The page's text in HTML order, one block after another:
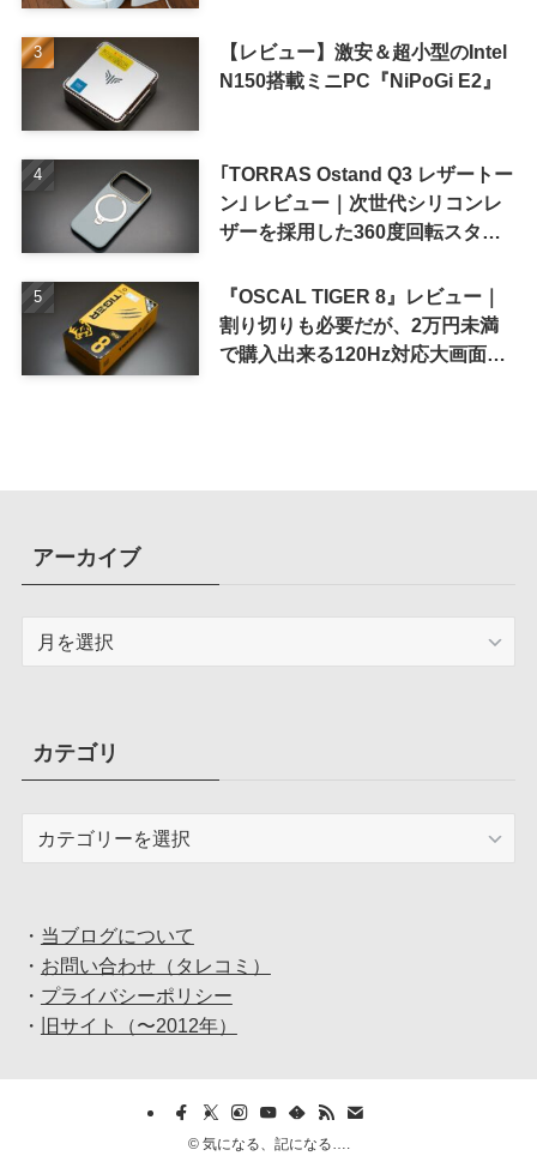
【レビュー】激安＆超小型のIntel
N150搭載ミニPC『NiPoGi E2』
｢TORRAS Ostand Q3 レザートー
ン｣ レビュー｜次世代シリコンレ
ザーを採用した360度回転スタン
『OSCAL TIGER 8』レビュー｜
割り切りも必要だが、2万円未満
で購入出来る120Hz対応大画面ス
アーカイブ
ブカテゴリ
・ 当ブログについて
・ お問い合わせ（タレコミ）
・ プライバシーポリシー
・
旧サイト（〜2012年）
©気になる、記になる….